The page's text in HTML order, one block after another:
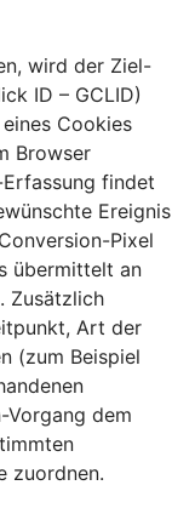
wird der Ziel-
ID – GCLID)
Cookies
Browser
findet
Ereignis
Pixel
übermittelt an
Zusätzlich
Art der
(zum Beispiel
Vorgang dem
zuordnen.